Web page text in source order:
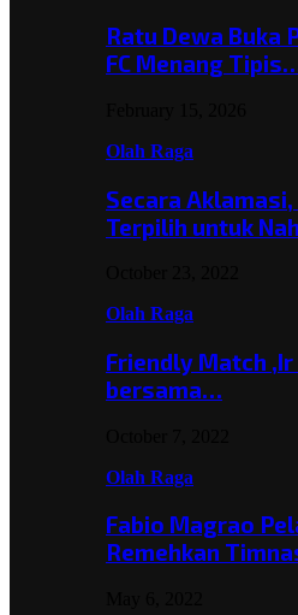
Ratu Dewa Buka
FC Menang
Olah Raga
Secara
Terpilih untuk
Olah Raga
Friendly Match ,Ir
bersama…
Olah Raga
Fabio Magrao
Remehkan